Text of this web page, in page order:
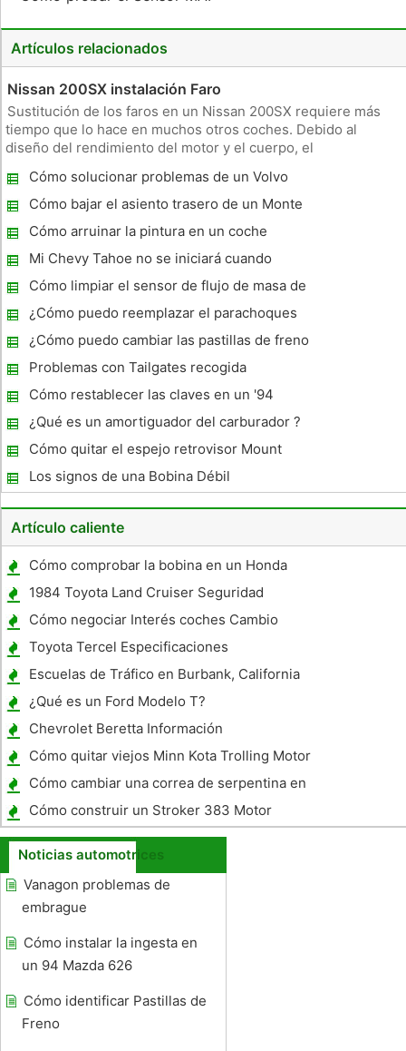
Artículos relacionados
Nissan 200SX instalación Faro
Sustitución de los faros en un Nissan 200SX requiere más
tiempo que lo hace en muchos otros coches. Debido al
diseño del rendimiento del motor y el cuerpo, el
accesorios que encajan como un intrincado rompecabezas.
Aunque la sustitución de
Cómo solucionar problemas de un Volvo
S40 Turbo
Cómo bajar el asiento trasero de un Monte
Carlo
Cómo arruinar la pintura en un coche
Mi Chevy Tahoe no se iniciará cuando
caliente
Cómo limpiar el sensor de flujo de masa de
aire en un Mercedes Benz
¿Cómo puedo reemplazar el parachoques
delantero Reflector en un BMW 3 Series
Coupe 2001?
¿Cómo puedo cambiar las pastillas de freno
en un Toyota Avalon 1995?
Problemas con Tailgates recogida
Cómo restablecer las claves en un '94
Lincoln Town Car
¿Qué es un amortiguador del carburador ?
Cómo quitar el espejo retrovisor Mount
Los signos de una Bobina Débil
Artículo caliente
Cómo comprobar la bobina en un Honda
Civic LX-1500 cc
1984 Toyota Land Cruiser Seguridad
Cómo negociar Interés coches Cambio
Toyota Tercel Especificaciones
Escuelas de Tráfico en Burbank, California
¿Qué es un Ford Modelo T?
Chevrolet Beretta Información
Cómo quitar viejos Minn Kota Trolling Motor
Atrezzo
Cómo cambiar una correa de serpentina en
un Hyundai
Cómo construir un Stroker 383 Motor
Noticias automotrices
Vanagon problemas de
embrague
Cómo instalar la ingesta en
un 94 Mazda 626
Cómo identificar Pastillas de
Freno